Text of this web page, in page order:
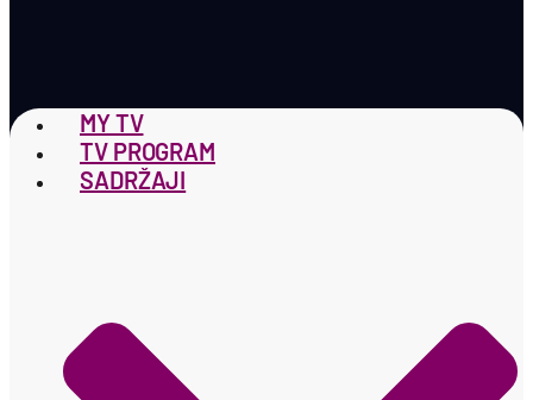
MY TV
TV PROGRAM
SADRŽAJI